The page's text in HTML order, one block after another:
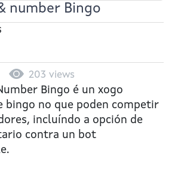
number Bingo
203 views
Bingo é un xogo
bingo no que poden competir
, incluíndo a opción de
contra un bot